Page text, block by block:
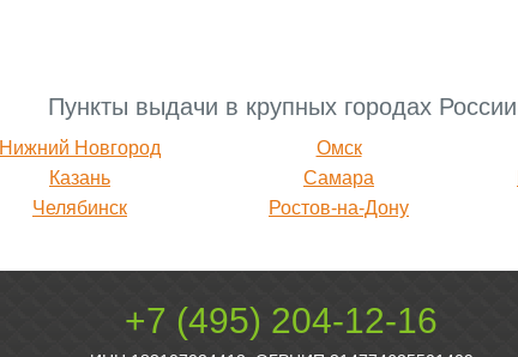
Пункты выдачи в крупных городах России
Нижний Новгород
Казань
Челябинск
Омск
Самара
Ростов-на-Дону
+7 (495) 204-12-16